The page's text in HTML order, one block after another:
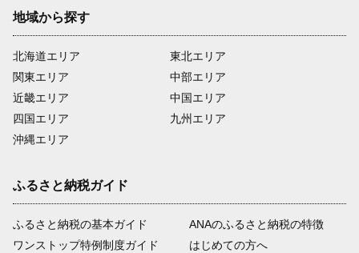
地域から探す
北海道エリア
関東エリア
近畿エリア
四国エリア
沖縄エリア
東北エリア
中部エリア
中国エリア
九州エリア
ふるさと納税ガイド
ふるさと納税の基本ガイド
ワンストップ特例制度ガイド
ANAのふるさと納税の特徴
はじめての方へ